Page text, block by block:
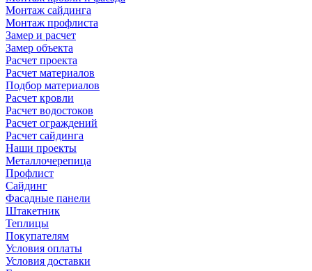
Монтаж сайдинга
Монтаж профлиста
Замер и расчет
Замер объекта
Расчет проекта
Расчет материалов
Подбор материалов
Расчет кровли
Расчет водостоков
Расчет ограждений
Расчет сайдинга
Наши проекты
Металлочерепица
Профлист
Сайдинг
Фасадные панели
Штакетник
Теплицы
Покупателям
Условия оплаты
Условия доставки